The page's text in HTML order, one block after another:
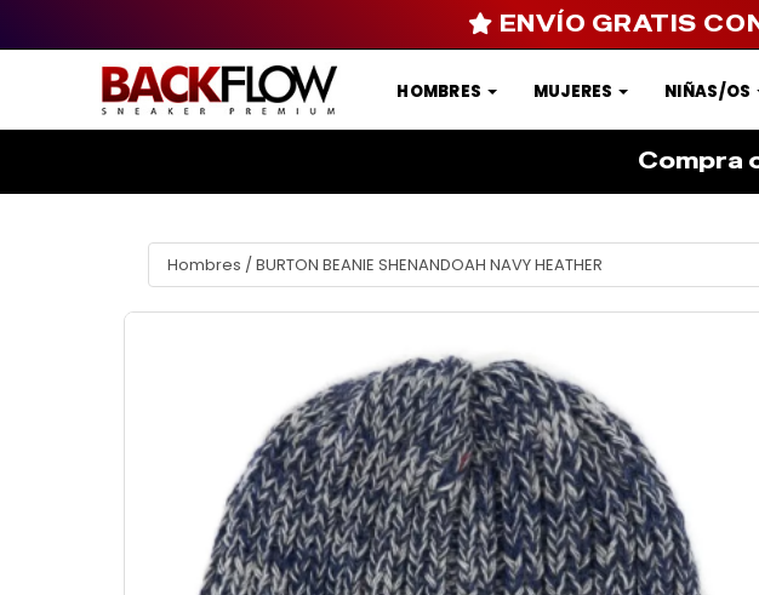
HOMBRES MUJERES NIÑAS/OS
ENVÍO GRATIS
Compra
Hombres / BURTON BEANIE SHENANDOAH NAVY HEATHER